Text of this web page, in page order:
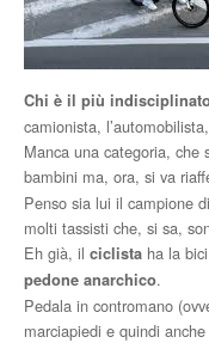
Chi è il più
camionista,
Manca una categoria, che
bambini ma, ora, si va
Penso sia lui il campione
molti tassisti che, si sa,
Eh già, il ciclista ha la
pedone anarchico.
Pedala in contromano
marciapiedi e quindi